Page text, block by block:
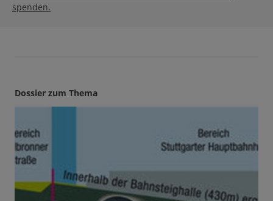
spenden.
Dossier zum Thema